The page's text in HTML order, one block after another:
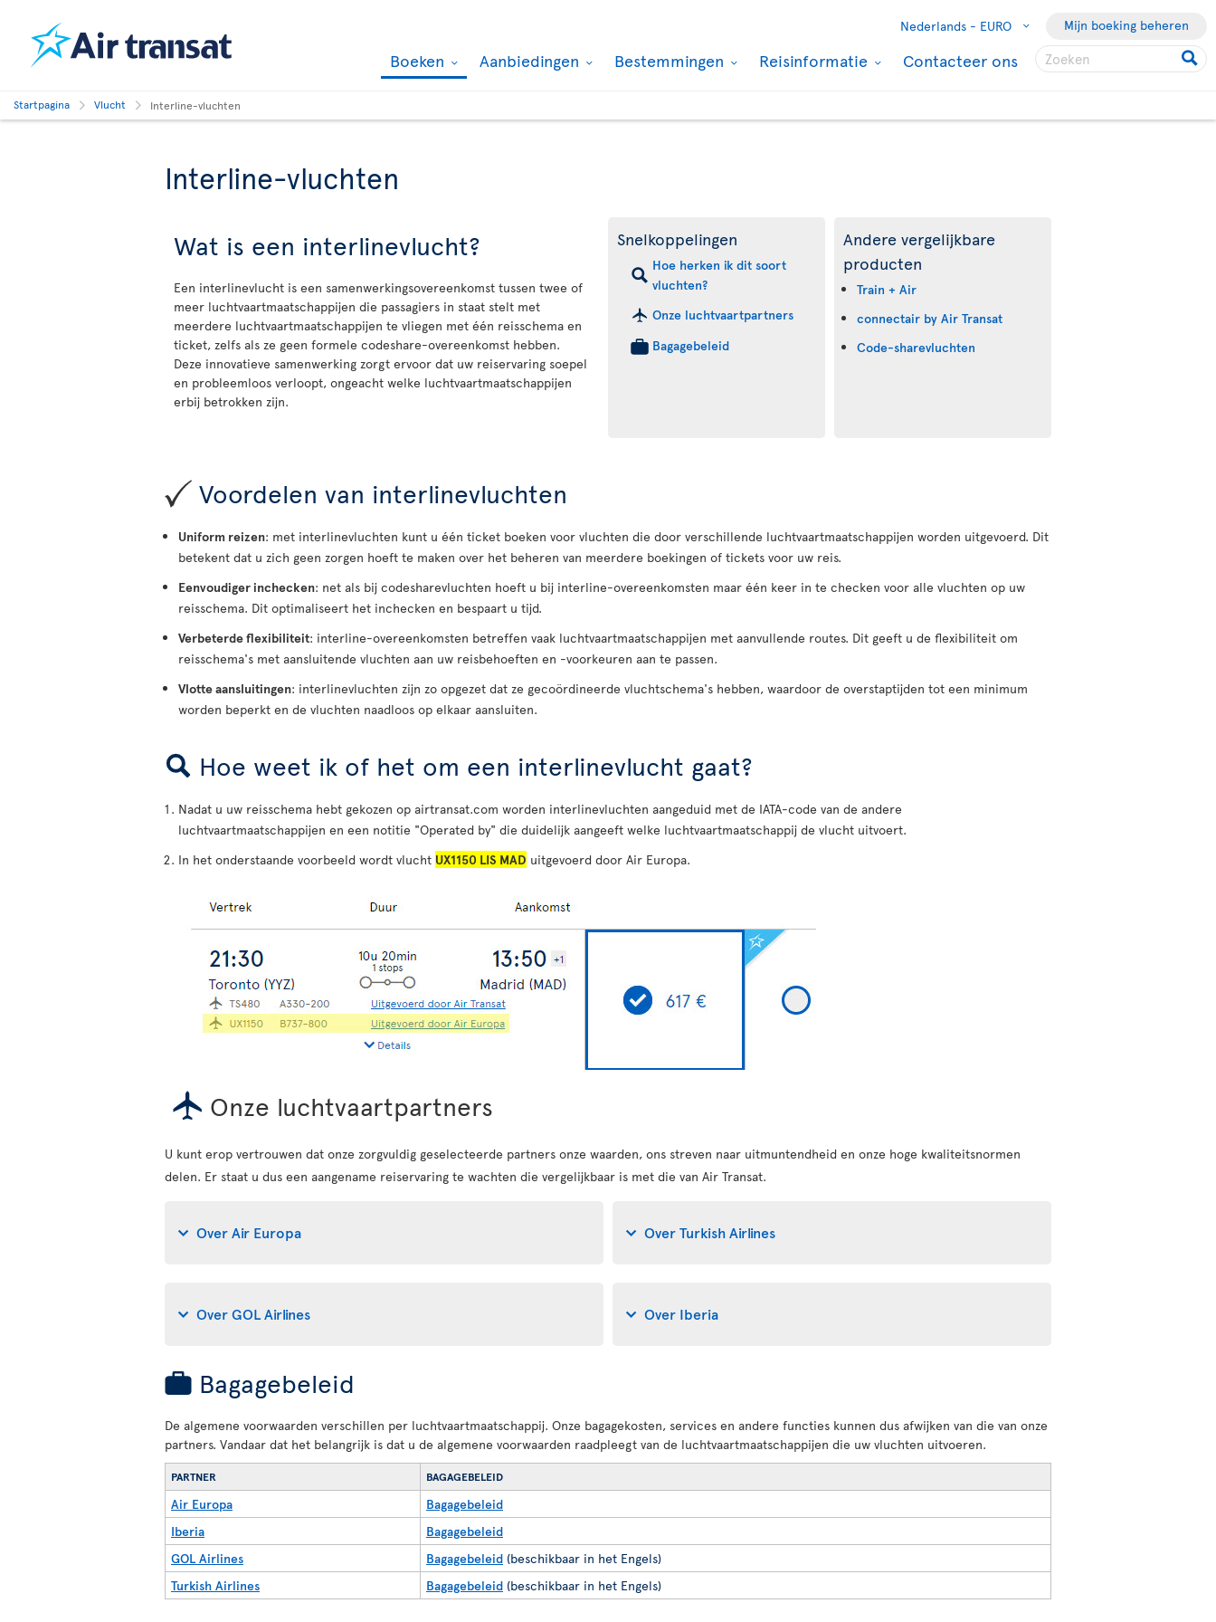
Nederlands - EURO Mijn boeking beheren
Boeken Aanbiedingen Bestemmingen Reisinformatie Contacteer ons
Startpagina Vlucht Interline-vluchten
Interline-vluchten
Wat is een interlinevlucht?
Een interlinevlucht is een samenwerkingsovereenkomst tussen twee of
meer luchtvaartmaatschappijen die passagiers in staat stelt met
meerdere luchtvaartmaatschappijen te vliegen met één reisschema en
ticket, zelfs als ze geen formele codeshare-overeenkomst hebben.
Deze innovatieve samenwerking zorgt ervoor dat uw reiservaring soepel
en probleemloos verloopt, ongeacht welke luchtvaartmaatschappijen
erbij betrokken zijn.
Snelkoppelingen
Hoe herken ik dit soort
vluchten?
Onze luchtvaartpartners
Bagagebeleid
Andere vergelijkbare
producten
Train + Air
connectair by Air Transat
Code-sharevluchten
Voordelen van interlinevluchten
Uniform reizen: met interlinevluchten kunt u één ticket boeken voor vluchten die door verschillende luchtvaartmaatschappijen worden uitgevoerd. Dit
betekent dat u zich geen zorgen hoeft te maken over het beheren van meerdere boekingen of tickets voor uw reis.
Eenvoudiger inchecken: net als bij codesharevluchten hoeft u bij interline-overeenkomsten maar één keer in te checken voor alle vluchten op uw
reisschema. Dit optimaliseert het inchecken en bespaart u tijd.
Verbeterde flexibiliteit: interline-overeenkomsten betreffen vaak luchtvaartmaatschappijen met aanvullende routes. Dit geeft u de flexibiliteit om
reisschema's met aansluitende vluchten aan uw reisbehoeften en -voorkeuren aan te passen.
Vlotte aansluitingen: interlinevluchten zijn zo opgezet dat ze gecoördineerde vluchtschema's hebben, waardoor de overstaptijden tot een minimum
worden beperkt en de vluchten naadloos op elkaar aansluiten.
Hoe weet ik of het om een interlinevlucht gaat?
Nadat u uw reisschema hebt gekozen op airtransat.com worden interlinevluchten aangeduid met de IATA-code van de andere
luchtvaartmaatschappijen en een notitie "Operated by" die duidelijk aangeeft welke luchtvaartmaatschappij de vlucht uitvoert.
In het onderstaande voorbeeld wordt vlucht UX1150 LIS MAD uitgevoerd door Air Europa.
Onze luchtvaartpartners
U kunt erop vertrouwen dat onze zorgvuldig geselecteerde partners onze waarden, ons streven naar uitmuntendheid en onze hoge kwaliteitsnormen
delen. Er staat u dus een aangename reiservaring te wachten die vergelijkbaar is met die van Air Transat.
Over Air Europa Over Turkish Airlines
Over GOL Airlines Over Iberia
Bagagebeleid
De algemene voorwaarden verschillen per luchtvaartmaatschappij. Onze bagagekosten, services en andere functies kunnen dus afwijken van die van onze
partners. Vandaar dat het belangrijk is dat u de algemene voorwaarden raadpleegt van de luchtvaartmaatschappijen die uw vluchten uitvoeren.
PARTNER BAGAGEBELEID
Air Europa
Bagagebeleid
Iberia
Bagagebeleid
GOL Airlines
Bagagebeleid (beschikbaar in het Engels)
Turkish Airlines
Bagagebeleid (beschikbaar in het Engels)